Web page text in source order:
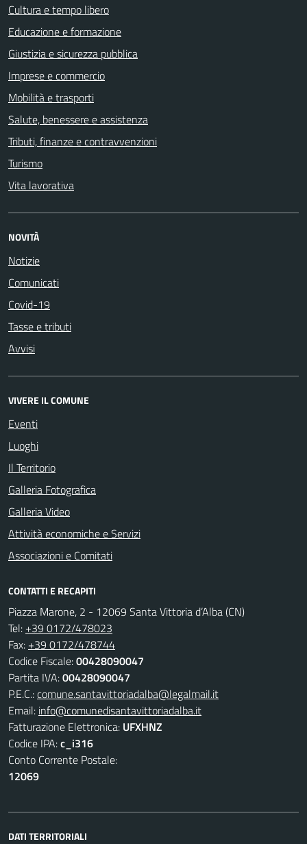
Cultura e tempo libero
Educazione e formazione
Giustizia e sicurezza pubblica
Imprese e commercio
Mobilità e trasporti
Salute, benessere e assistenza
Tributi, finanze e contravvenzioni
Turismo
Vita lavorativa
NOVITÀ
Notizie
Comunicati
Covid-19
Tasse e tributi
Avvisi
VIVERE IL COMUNE
Eventi
Luoghi
Il Territorio
Galleria Fotografica
Galleria Video
Attività economiche e Servizi
Associazioni e Comitati
CONTATTI E RECAPITI
Piazza Marone, 2 - 12069 Santa Vittoria d’Alba (CN)
Tel: +39 0172/478023
Fax: +39 0172/478744
Codice Fiscale:00428090047
Partita IVA:00428090047
P.E.C.:comune.santavittoriadalba@legalmail.it
Email: info@comunedisantavittoriadalba.it
Fatturazione Elettronica: UFXHNZ
Codice IPA:c_i316
Conto Corrente Postale:
12069
DATI TERRITORIALI